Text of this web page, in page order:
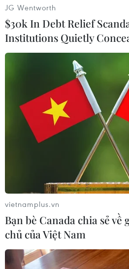
Từ 0 giờ ngày 9/11, TP.HCM đã áp
chống COVID-19. Trong ảnh: Khung
thờ Đức Bà nhìn từ trên cao. (Ảnh:
JG Wentworth
$30k In Debt Relief
Institutions Quietly
vietnamplus.vn
Bạn bè Canada chia sẻ về
chủ của Việt Nam